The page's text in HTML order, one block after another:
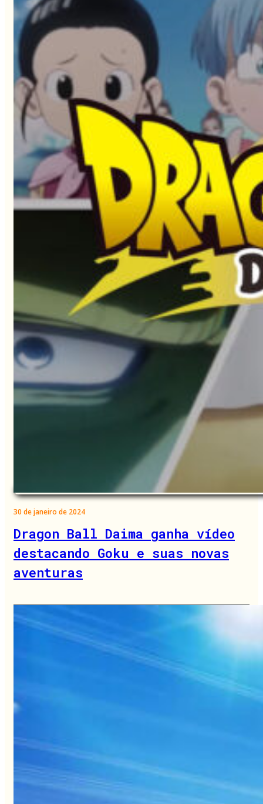
30 de janeiro de 2024
Dragon Ball Daima ganha vídeo
destacando Goku e suas novas
aventuras